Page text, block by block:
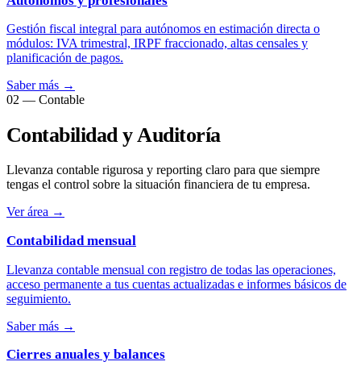
Gestión fiscal integral para autónomos en estimación directa o
módulos: IVA trimestral, IRPF fraccionado, altas censales y
planificación de pagos.
Saber más →
02 — Contable
Contabilidad y Auditoría
Llevanza contable rigurosa y reporting claro para que siempre
tengas el control sobre la situación financiera de tu empresa.
Ver área →
Contabilidad mensual
Llevanza contable mensual con registro de todas las operaciones,
acceso permanente a tus cuentas actualizadas e informes básicos de
seguimiento.
Saber más →
Cierres anuales y balances